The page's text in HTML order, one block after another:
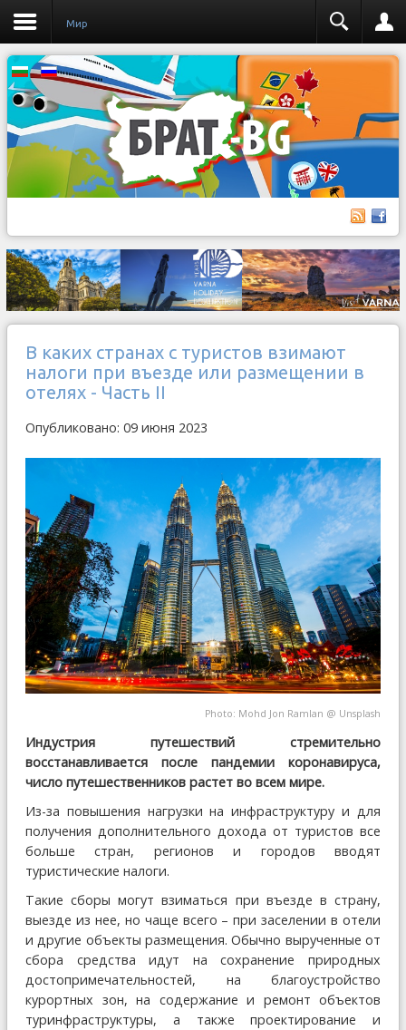
Мир
В каких странах с туристов взимают
налоги при въезде или размещении в
отелях - Часть II
Опубликовано: 09 июня 2023
Photo: Mohd Jon Ramlan @ Unsplash
Индустрия путешествий стремительно
восстанавливается после пандемии коронавируса,
число путешественников растет во всем мире.
Из-за повышения нагрузки на инфраструктуру и для
получения дополнительного дохода от туристов все
больше стран, регионов и городов вводят
туристические налоги.
Такие сборы могут взиматься при въезде в страну,
выезде из нее, но чаще всего – при заселении в отели
и другие объекты размещения. Обычно вырученные от
сбора средства идут на сохранение природных
достопримечательностей, на благоустройство
курортных зон, на содержание и ремонт объектов
туринфраструктуры, а также проектирование и